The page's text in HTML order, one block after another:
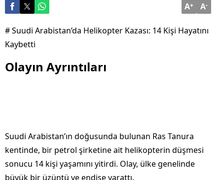
A+ A-
# Suudi Arabistan’da Helikopter Kazası: 14 Kişi Hayatını
Kaybetti
Olayın Ayrıntıları
Suudi Arabistan’ın doğusunda bulunan Ras Tanura
kentinde, bir petrol şirketine ait helikopterin düşmesi
sonucu 14 kişi yaşamını yitirdi. Olay, ülke genelinde
büyük bir üzüntü ve endişe yarattı.